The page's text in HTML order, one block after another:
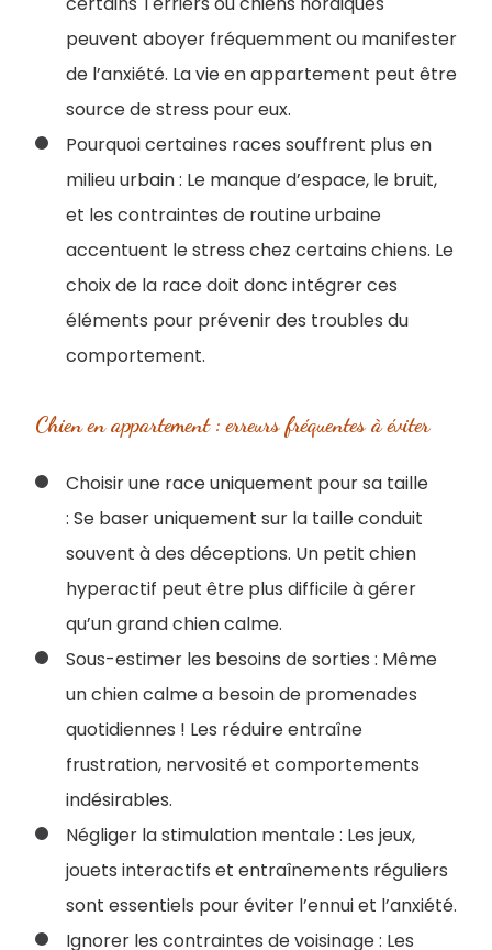
peuvent aboyer fréquemment ou manifester
de l’anxiété. La vie en appartement peut être
source de stress pour eux.
Pourquoi certaines races souffrent plus en
milieu urbain : Le manque d’espace, le bruit,
et les contraintes de routine urbaine
accentuent le stress chez certains chiens. Le
choix de la race doit donc intégrer ces
éléments pour prévenir des troubles du
comportement.
Chien en appartement : erreurs fréquentes à éviter
Choisir une race uniquement pour sa taille
: Se baser uniquement sur la taille conduit
souvent à des déceptions. Un petit chien
hyperactif peut être plus difficile à gérer
qu’un grand chien calme.
Sous-estimer les besoins de sorties : Même
un chien calme a besoin de promenades
quotidiennes ! Les réduire entraîne
frustration, nervosité et comportements
indésirables.
Négliger la stimulation mentale : Les jeux,
jouets interactifs et entraînements réguliers
sont essentiels pour éviter l’ennui et l’anxiété.
Ignorer les contraintes de voisinage : Les